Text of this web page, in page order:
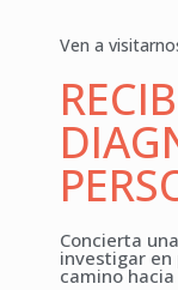
Ven a
Concierta
investigar en
camino